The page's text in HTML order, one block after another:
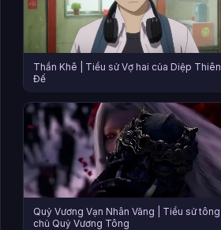
Thần Khê | Tiểu sử Vợ hai của Diệp Thiên
Đế
Quỷ Vương Vạn Nhân Vãng | Tiểu sử tông
chủ Quỷ Vương Tông